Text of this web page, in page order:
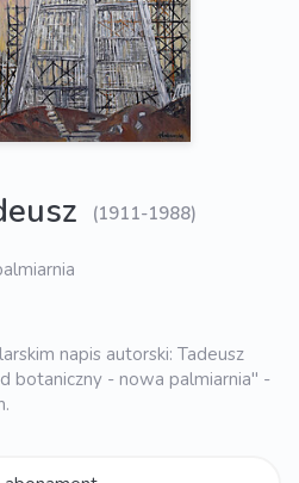
(1911-1988)
napis autorski: Tadeusz
botaniczny - nowa palmiarnia" -